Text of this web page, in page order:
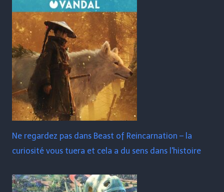
Ne regardez pas dans Beast of Reincarnation – la
curiosité vous tuera et cela a du sens dans l'histoire